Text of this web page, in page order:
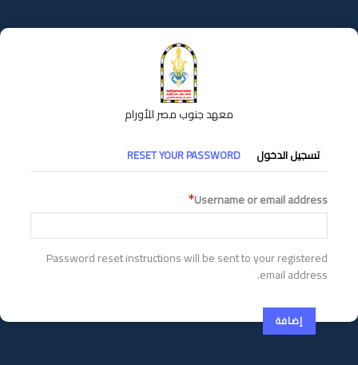
إلى
المحتوى
معهد جنوب مصر للأورام
التبويبات
الأساسية
تسجيل الدخول RESET YOUR PASSWORD
Username or email address
Password reset instructions will be sent to your registered
email address.